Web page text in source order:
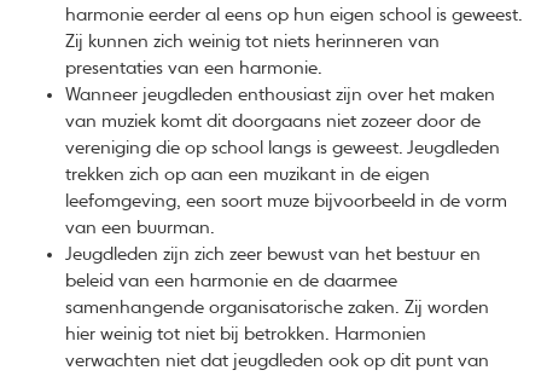
harmonie eerder al eens op hun eigen school is geweest.
Zij kunnen zich weinig tot niets herinneren van
presentaties van een harmonie.
Wanneer jeugdleden enthousiast zijn over het maken
van muziek komt dit doorgaans niet zozeer door de
vereniging die op school langs is geweest. Jeugdleden
trekken zich op aan een muzikant in de eigen
leefomgeving, een soort muze bijvoorbeeld in de vorm
van een buurman.
Jeugdleden zijn zich zeer bewust van het bestuur en
beleid van een harmonie en de daarmee
samenhangende organisatorische zaken. Zij worden
hier weinig tot niet bij betrokken. Harmonien
verwachten niet dat jeugdleden ook op dit punt van